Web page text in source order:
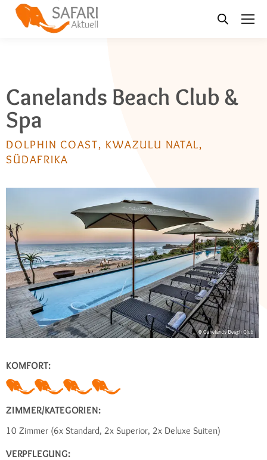
Canelands Beach Club &
Spa
DOLPHIN COAST, KWAZULU NATAL,
SÜDAFRIKA
KOMFORT:
ZIMMER/KATEGORIEN:
10 Zimmer (6x Standard, 2x Superior, 2x Deluxe Suiten)
VERPFLEGUNG: